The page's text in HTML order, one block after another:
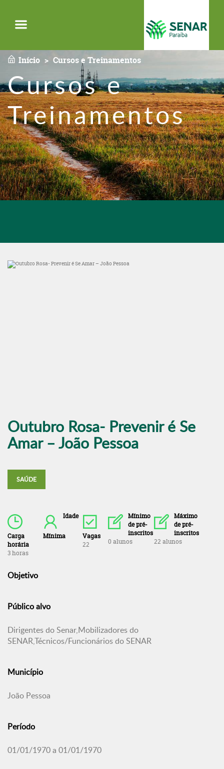
Início Cursos e Treinamentos
Cursos e
Treinamentos
Outubro Rosa- Prevenir é Se
Amar – João Pessoa
SAÚDE
Carga
horária
3 horas
Idade
Mínima
Vagas
22
Mínimo
de pré-
inscritos
0 alunos
Máximo
de pré-
inscritos
22 alunos
Objetivo
Público alvo
Dirigentes do Senar,Mobilizadores do
SENAR,Técnicos/Funcionários do SENAR
Município
João Pessoa
Período
01/01/1970 a 01/01/1970